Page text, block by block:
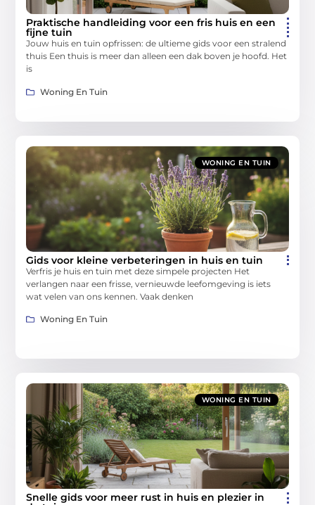
Praktische handleiding voor een fris huis en een
fijne tuin
Jouw huis en tuin opfrissen: de ultieme gids voor een stralend
thuis Een thuis is meer dan alleen een dak boven je hoofd. Het
is
Woning En Tuin
WONING EN TUIN
Gids voor kleine verbeteringen in huis en tuin
Verfris je huis en tuin met deze simpele projecten Het
verlangen naar een frisse, vernieuwde leefomgeving is iets
wat velen van ons kennen. Vaak denken
Woning En Tuin
WONING EN TUIN
Snelle gids voor meer rust in huis en plezier in